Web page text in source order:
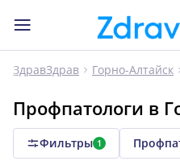
ЗдравЗдрав Горно-Алтайск
Профпатологи в
Фильтры 1